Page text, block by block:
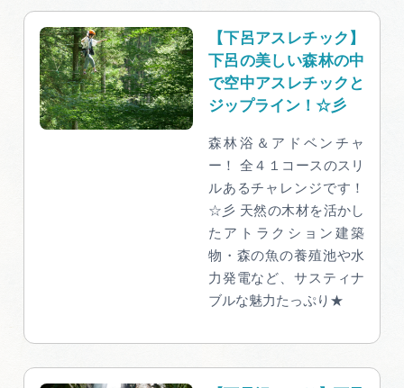
【下呂アスレチック】
下呂の美しい森林の中
で空中アスレチックと
ジップライン！☆彡
森林浴＆アドベンチャ
ー！ 全４１コースのスリ
ルあるチャレンジです！
☆彡 天然の木材を活かし
たアトラクション建築
物・森の魚の養殖池や水
力発電など、サスティナ
ブルな魅力たっぷり★